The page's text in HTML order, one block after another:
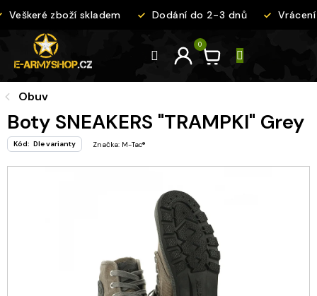
naVeškeré zboží skladem Dodání do 2-3 dnů Vrácení
Obuv
Boty SNEAKERS "TRAMPKI" Grey
Kód: Dle varianty Značka: M-Tac®